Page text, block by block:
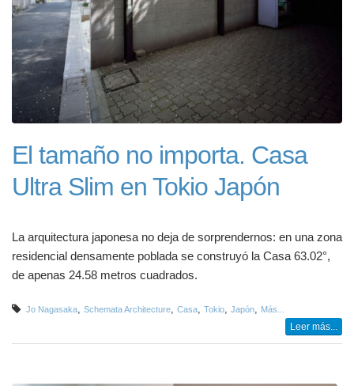
El tamaño no importa. Casa
Ultra Slim en Tokio Japón
La arquitectura japonesa no deja de sorprendernos: en una zona
residencial densamente poblada se construyó la Casa 63.02°,
de apenas 24.58 metros cuadrados.
Jo Nagasaka Schemata Architecture Casa Tokio Japón Más...
Leer más...